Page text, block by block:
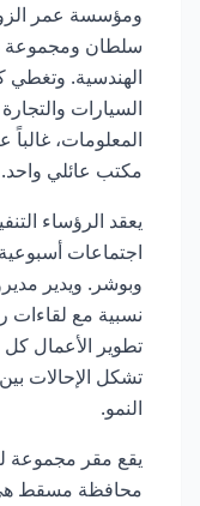
ومؤسسة عمر
سلطان ومجموعة
الهندسية.
السيارات
مكتب عائلي واحد.
يعقد الرؤساء
اجتماعات أسبوعية
وبوشر. ويدير
نسبية مع لقاءات
تطوير الأعمال
تشكل الإحالات
النمو.
يقع مقر
محافظة مسقط هي